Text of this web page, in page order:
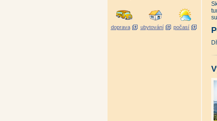
doprava ubytování počasí